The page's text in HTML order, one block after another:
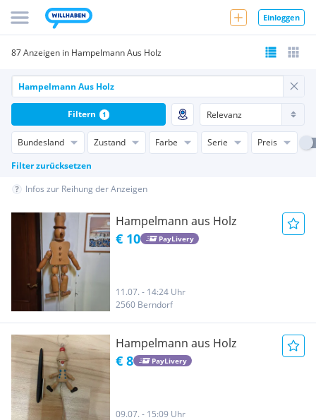
Einloggen
87 Anzeigen in Hampelmann Aus Holz
Bundesland Zustand Farbe Serie
Preis
Filter zurücksetzen
Filtern 1
Infos zur Reihung der Anzeigen
Hampelmann aus Holz
€ 10 PayLivery
11.07. - 14:24 Uhr
2560 Berndorf
Hampelmann aus Holz
€ 8 PayLivery
09.07. - 15:09 Uhr